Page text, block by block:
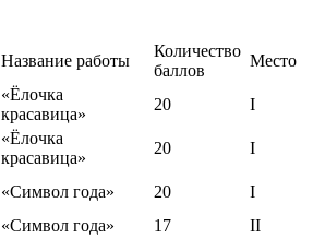
Название работы
Количество
баллов
Место
«Ёлочка
красавица»
20 I
«Ёлочка
красавица»
20 I
«Символ года» 20
I
«Символ года» 17
II